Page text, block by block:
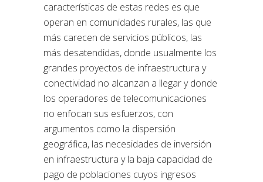
características de estas redes es que
operan en comunidades rurales, las que
más carecen de servicios públicos, las
más desatendidas, donde usualmente los
grandes proyectos de infraestructura y
conectividad no alcanzan a llegar y donde
los operadores de telecomunicaciones
no enfocan sus esfuerzos, con
argumentos como la dispersión
geográfica, las necesidades de inversión
en infraestructura y la baja capacidad de
pago de poblaciones cuyos ingresos